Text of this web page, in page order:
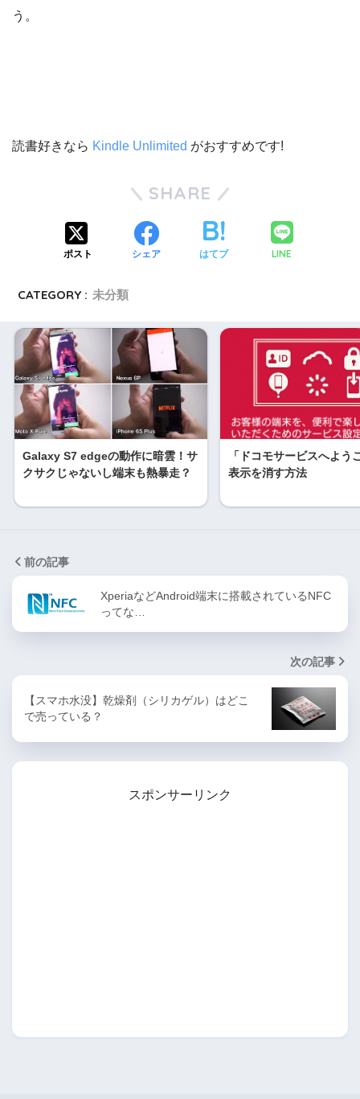
う。
読書好きなら Kindle Unlimited がおすすめです!
SHARE
ポスト シェア はてブ LINE
CATEGORY : 未分類
Galaxy S7 edgeの動作に暗雲！サ
クサクじゃないし端末も熱暴走？
「ドコモサービスへよう
表示を消す方法
前の記事
XperiaなどAndroid端末に搭載されているNFC
ってな…
次の記事
【スマホ水没】乾燥剤（シリカゲル）はどこ
で売っている？
スポンサーリンク